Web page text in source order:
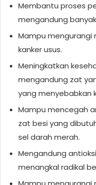
Membantu proses
mengandung
Mampu mengurangi
kanker usus.
Meningkatkan
mengandung zat
yang menyebabkan
Mampu mencegah
zat besi yang
sel darah merah.
Mengandung
menangkal radikal